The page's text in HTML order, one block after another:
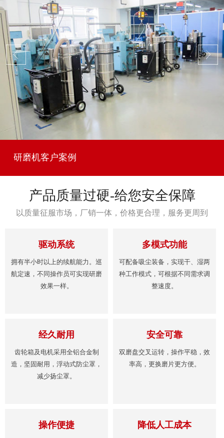
研磨机客户案例
产品质量过硬-给您安全保障
以质量征服市场，厂销一体，价格更合理，服务更周到
驱动系统
拥有半小时以上的续航能力。巡
航定速，不同操作员可实现研磨
效果一样。
多模式功能
可配备吸尘装备，实现干、湿两
种工作模式，可根据不同需求调
整速度。
经久耐用
齿轮箱及电机采用全铝合金制
造，坚固耐用，浮动式防尘罩，
减少扬尘罩。
安全可靠
双磨盘交叉运转，操作平稳，效
率高，更换磨片更方便。
操作便捷 降低人工成本